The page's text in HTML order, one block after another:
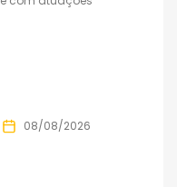
08/08/2026